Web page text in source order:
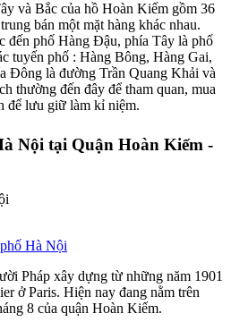
và Bắc của hồ Hoàn Kiếm gồm 36
bán một mặt hàng khác nhau.
đến phố Hàng Đậu, phía Tây là phố
tuyến phố : Hàng Bông, Hàng Gai,
Đông là đường Trần Quang Khải và
thường đến đây để tham quan, mua
để lưu giữ làm kỉ niệm.
Nội tại Quận Hoàn Kiếm -
Hà Nội
Pháp xây dựng từ những năm 1901
ở Paris. Hiện nay đang nằm trên
8 của quận Hoàn Kiếm.